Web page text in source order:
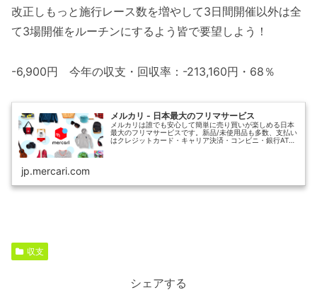
改正しもっと施行レース数を増やして3日間開催以外は全
て3場開催をルーチンにするよう皆で要望しよう！
-6,900円 今年の収支・回収率：-213,160円・68％
メルカリ - 日本最大のフリマサービス
メルカリは誰でも安心して簡単に売り買いが楽しめる日本
最大のフリマサービスです。新品/未使用品も多数、支払い
はクレジットカード・キャリア決済・コンビニ・銀行ATM
jp.mercari.com
収支
シェアする